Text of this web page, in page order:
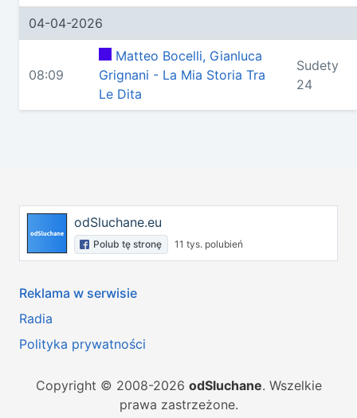
04-04-2026
08:09
Matteo Bocelli, Gianluca
Grignani - La Mia Storia Tra
Le Dita
Sudety
24
odSluchane.eu
Polub tę stronę 11 tys. polubień
Reklama w serwisie
Radia
Polityka prywatności
Copyright © 2008-2026 odSluchane. Wszelkie
prawa zastrzeżone.